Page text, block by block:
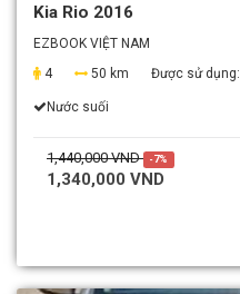
Kia Rio 2016
EZBOOK VIỆT NAM
4
50 km Được sử dụng:
Nước suối
1,440,000 VND -7%
1,340,000 VND